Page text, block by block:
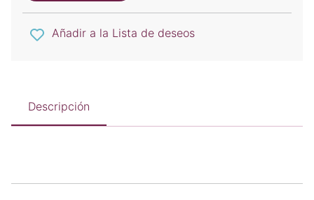
Añadir a la Lista de deseos
Descripción